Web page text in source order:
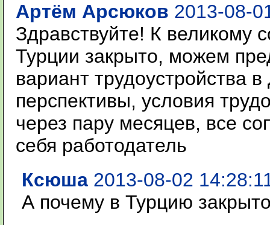
Артём Арсюков 2013-08-
Здравствуйте! К великому
Турции закрыто, можем
вариант трудоустройства
перспективы, условия
через пару месяцев, все
себя работодатель
Ксюша 2013-08-02
А почему в Турцию